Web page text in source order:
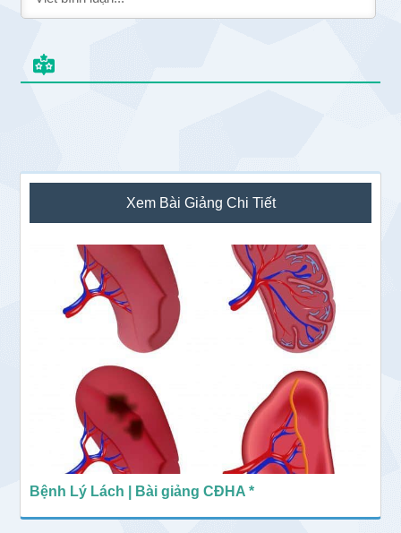
Sidebar
chính
Xem Bài Giảng Chi Tiết
Bệnh Lý Lách | Bài giảng CĐHA *